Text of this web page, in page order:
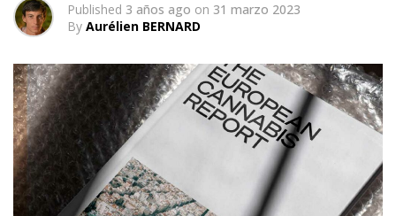
Published 3 años ago on 31 marzo 2023
By Aurélien BERNARD